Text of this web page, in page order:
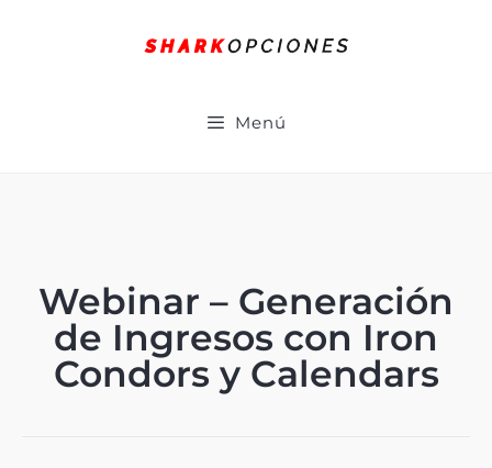
Menú
Webinar – Generación
de Ingresos con Iron
Condors y Calendars